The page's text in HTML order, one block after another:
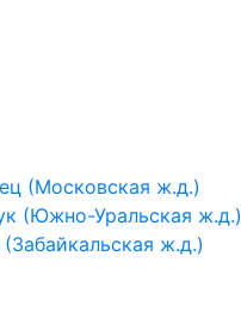
(Московская ж.д.)
(Южно-Уральская ж.д.)
ж.д.)